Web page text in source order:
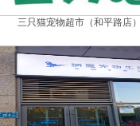
三只猫宠物超市（和平路店）